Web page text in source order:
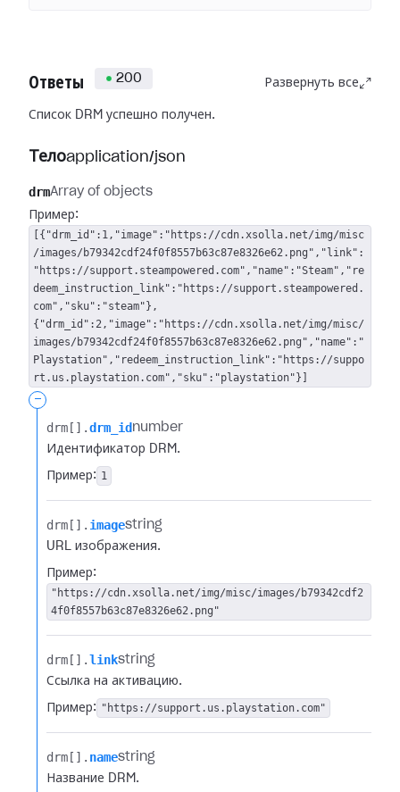
Ответы 200 Развернуть все
Список DRM успешно получен.
Телоapplication/json
drmArray of objects
Пример:
[{"drm_id":1,"image":"https://cdn.xsolla.net/img/misc
/images/b79342cdf24f0f8557b63c87e8326e62.png","link":
"https://support.steampowered.com","name":"Steam","re
deem_instruction_link":"https://support.steampowered.
com","sku":"steam"},
{"drm_id":2,"image":"https://cdn.xsolla.net/img/misc/
images/b79342cdf24f0f8557b63c87e8326e62.png","name":"
Playstation","redeem_instruction_link":"https://suppo
rt.us.playstation.com","sku":"playstation"}]
-
drm[].​drm_id number
Идентификатор DRM.
Пример: 1
drm[].​ imagestring
URL изображения.
Пример:
"https://cdn.xsolla.net/img/misc/images/b79342cdf2
4f0f8557b63c87e8326e62.png"
drm[].​linkstring
Ссылка на активацию.
Пример: "https://support.us.playstation.com"
drm[].​ namestring
Название DRM.